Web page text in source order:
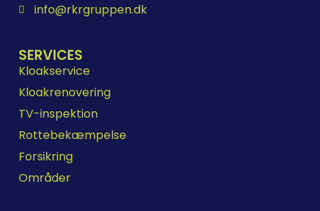
info@rkrgruppen.dk
SERVICES
Kloakservice
Kloakrenovering
TV-inspektion
Rottebekæmpelse
Forsikring
Områder